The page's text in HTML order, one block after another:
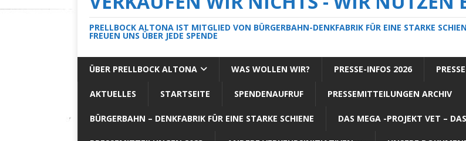
PRELLBOCK ALTONA IST MITGLIED VON BÜRGERBAHN-DENKFABRIK FÜR EINE STARKE
FREUEN UNS ÜBER JEDE SPENDE
ÜBER PRELLBOCK ALTONA WAS WOLLEN WIR? PRESSE-INFOS 2026
AKTUELLES STARTSEITE SPENDENAUFRUF PRESSEMITTEILUNGEN ARCHIV
BÜRGERBAHN – DENKFABRIK FÜR EINE STARKE SCHIENE DAS MEGA -PROJEKT VET –